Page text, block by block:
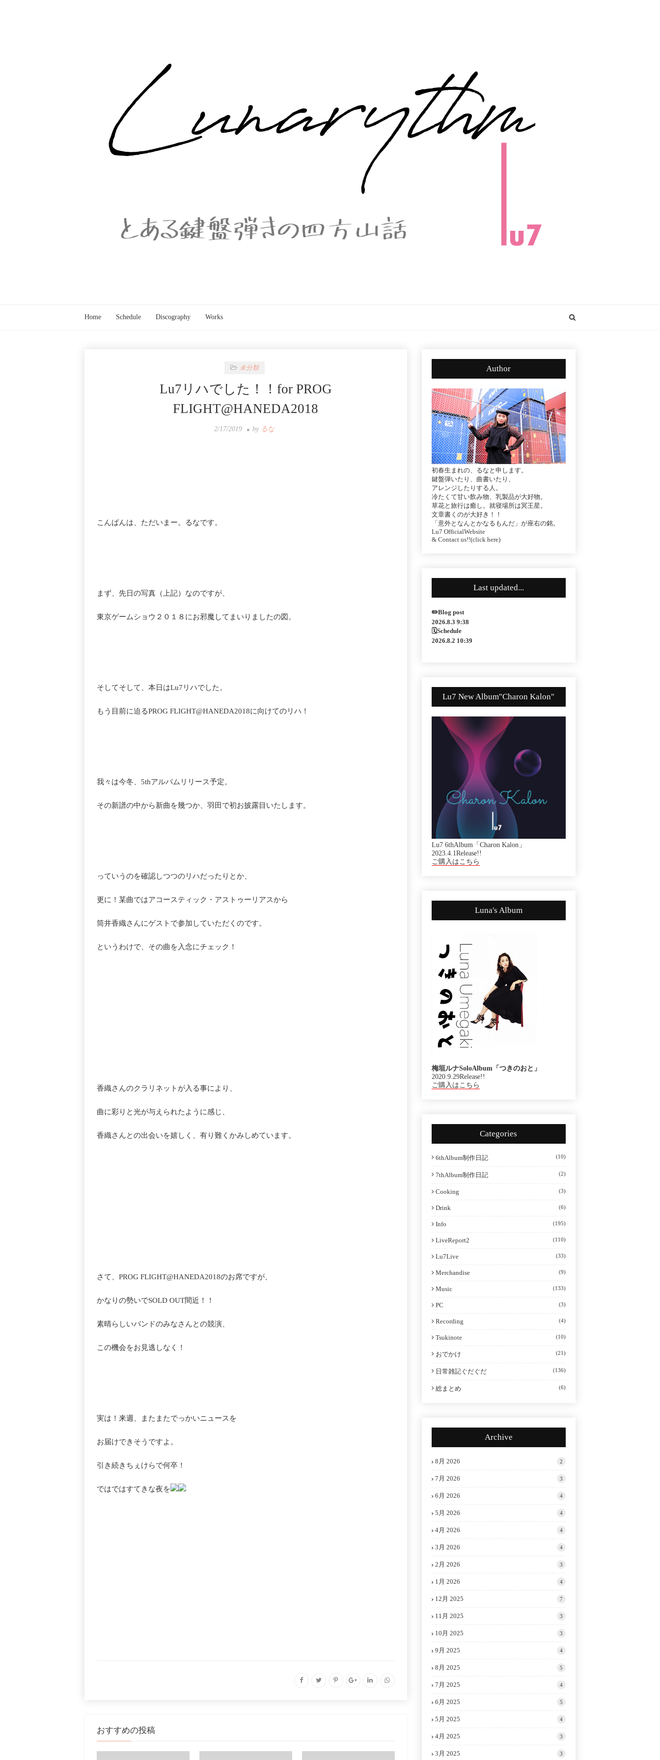
Home Schedule Discography Works
未分類
Lu7リハでした！！for PROG
FLIGHT@HANEDA2018
2/17/2019 by るな
こんばんは、ただいまー。るなです。
まず、先日の写真（上記）なのですが、
東京ゲームショウ２０１８にお邪魔してまいりましたの図。
そしてそして、本日はLu7リハでした。
もう目前に迫るPROG FLIGHT@HANEDA2018に向けてのリハ！
我々は今冬、5thアルバムリリース予定。
その新譜の中から新曲を幾つか、羽田で初お披露目いたします。
っていうのを確認しつつのリハだったりとか、
更に！某曲ではアコースティック・アストゥーリアスから
筒井香織さんにゲストで参加していただくのです。
というわけで、その曲を入念にチェック！
香織さんのクラリネットが入る事により、
曲に彩りと光が与えられたように感じ、
香織さんとの出会いを嬉しく、有り難くかみしめています。
さて、PROG FLIGHT@HANEDA2018のお席ですが、
かなりの勢いでSOLD OUT間近！！
素晴らしいバンドのみなさんとの競演、
この機会をお見逃しなく！
実は！来週、またまたでっかいニュースを
お届けできそうですよ。
引き続きちぇけらで何卒！
ではではすてきな夜を
おすすめの投稿
Author
初春生まれの、るなと申します。
鍵盤弾いたり、曲書いたり、
アレンジしたりする人。
冷たくて甘い飲み物、乳製品が大好物。
草花と旅行は癒し。就寝場所は冥王星。
文章書くのが大好き！！
「意外となんとかなるもんだ」が座右の銘。
Lu7 OfficialWebsite
& Contact us!!(click here)
Last updated...
✏️Blog post
2026.8.3 9:38
🗓Schedule
2026.8.2 10:39
Lu7 New Album"Charon Kalon"
Lu7 6thAlbum「Charon Kalon」
2023.4.1Release!!
ご購入はこちら
Luna's Album
梅垣ルナSoloAlbum「つきのおと」
2020.9.29Release!!
ご購入はこちら
Categories
6thAlbum制作日記 (10)
7thAlbum制作日記 (2)
Cooking (3)
Drink (6)
Info (195)
LiveReport2 (110)
Lu7Live (33)
Merchandise (9)
Music (133)
PC (3)
Recording (4)
Tsukinote (10)
おでかけ (21)
日常雑記ぐだぐだ (136)
総まとめ (6)
Archive
8月 2026 2
7月 2026 3
6月 2026 4
5月 2026 4
4月 2026 4
3月 2026 4
2月 2026 3
1月 2026 4
12月 2025 7
11月 2025 3
10月 2025 3
9月 2025 4
8月 2025 5
7月 2025 4
6月 2025 5
5月 2025 4
4月 2025 3
3月 2025 3